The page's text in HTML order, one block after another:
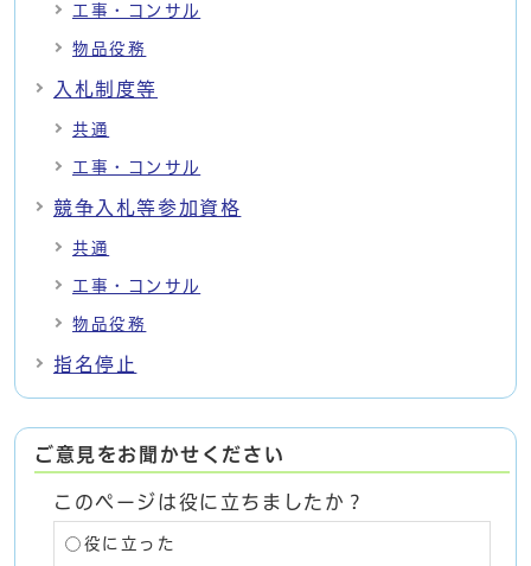
工事・コンサル
物品役務
入札制度等
共通
工事・コンサル
競争入札等参加資格
共通
工事・コンサル
物品役務
指名停止
ご意見をお聞かせください
このページは役に立ちましたか？
役に立った